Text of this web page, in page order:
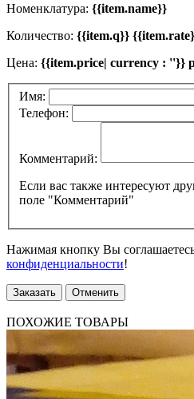
Номенклатура: {{item.name}}
Количество: {{item.q}}
Цена: {{item.price| currency : ''}}
Имя:
Телефон:
Комментарий:
Если вас также интересуют
поле "Комментарий"
Нажимая кнопку Вы
конфиденциальности!
Заказать Отменить
ПОХОЖИЕ ТОВАРЫ